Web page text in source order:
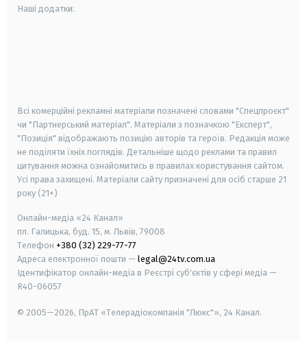
Наші додатки:
Всі комерційні рекламні матеріали позначені словами "Спецпроєкт"
чи "Партнерський матеріал". Матеріали з позначкою "Експерт",
"Позиція" відображають позицію авторів та героїв. Редакція може
не поділяти їхніх поглядів. Детальніше щодо реклами та правил
цитування можна ознайомитись в правилах користування сайтом.
Усі права захищені. Матеріали сайту призначені для осіб старше 21
року (21+)
Онлайн-медіа «24 Канал»
пл. Галицька, буд. 15, м. Львів, 79008
Телефон +380 (32) 229-77-77
Адреса електронної пошти — legal@24tv.com.ua
Ідентифікатор онлайн-медіа в Реєстрі суб'єктів у сфері медіа —
R40-06057
© 2005—2026, ПрАТ «Телерадіокомпанія "Люкс"», 24 Канал.